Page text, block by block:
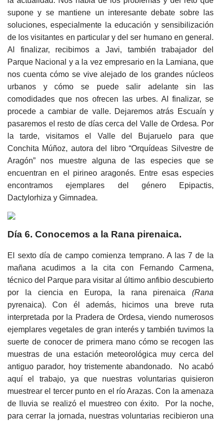
supone y se mantiene un interesante debate sobre las
soluciones, especialmente la educación y sensibilización
de los visitantes en particular y del ser humano en general.
Al finalizar, recibimos a Javi, también trabajador del
Parque Nacional y a la vez empresario en la Lamiana, que
nos cuenta cómo se vive alejado de los grandes núcleos
urbanos y cómo se puede salir adelante sin las
comodidades que nos ofrecen las urbes. Al finalizar, se
procede a cambiar de valle. Dejaremos atrás Escuaín y
pasaremos el resto de días cerca del Valle de Ordesa. Por
la tarde, visitamos el Valle del Bujaruelo para que
Conchita Múñoz, autora del libro “Orquídeas Silvestre de
Aragón” nos muestre alguna de las especies que se
encuentran en el pirineo aragonés. Entre esas especies
encontramos ejemplares del género Epipactis,
Dactylorhiza y Gimnadea.
Día 6. Conocemos a la Rana pirenaica.
El sexto día de campo comienza temprano. A las 7 de la
mañana acudimos a la cita con Fernando Carmena,
técnico del Parque para visitar al último anfibio descubierto
por la ciencia en Europa, la rana pirenaica (Rana
pyrenaica). Con él además, hicimos una breve ruta
interpretada por la Pradera de Ordesa, viendo numerosos
ejemplares vegetales de gran interés y también tuvimos la
suerte de conocer de primera mano cómo se recogen las
muestras de una estación meteorológica muy cerca del
antiguo parador, hoy tristemente abandonado. No acabó
aquí el trabajo, ya que nuestras voluntarias quisieron
muestrear el tercer punto en el río Arazas. Con la amenaza
de lluvia se realizó el muestreo con éxito. Por la noche,
para cerrar la jornada, nuestras voluntarias recibieron una